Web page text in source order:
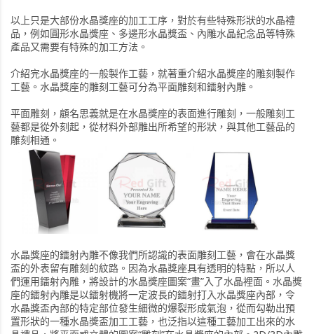
以上只是大部份水晶獎座的加工工序，對於有些特殊形狀的水晶禮
品，例如圓形水晶獎座、多邊形水晶獎盃、內雕水晶紀念品等特殊
產品又需要有特殊的加工方法。
介紹完水晶獎座的一般製作工藝，就著重介紹水晶獎座的雕刻製作
工藝。水晶獎座的雕刻工藝可分為平面雕刻和鐳射內雕。
平面雕刻，顧名思義就是在水晶獎座的表面進行雕刻，一般雕刻工
藝都是從外刻起，從材料外部雕出所希望的形狀，與其他工藝品的
雕刻相通。
水晶獎座的鐳射內雕不像我們所認識的表面雕刻工藝，會在水晶獎
盃的外表留有雕刻的紋路。因為水晶獎座具有透明的特點，所以人
們運用鐳射內雕，將設計的水晶獎座圖案“畫”入了水晶裡面。水晶獎
座的鐳射內雕是以鐳射機將一定波長的鐳射打入水晶獎座內部，令
水晶獎盃內部的特定部位發生細微的爆裂形成氣泡，從而勾勒出預
置形狀的一種水晶獎盃加工工藝，也泛指以這種工藝加工出來的水